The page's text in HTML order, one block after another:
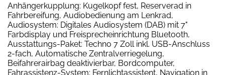
Anhängerkupplung: Kugelkopf fest, Reserverad in
Fahrbereifung, Audiobedienung am Lenkrad,
Audiosystem: Digitales Audiosystem (DAB) mit 7"
Farbdisplay und Freisprecheinrichtung Bluetooth,
Ausstattungs-Paket: Techno 7 Zoll inkl. USB-Anschluss
2-fach, Automatische Zentralverriegelung,
Beifahrerairbag deaktivierbar, Bordcomputer,
Fahrassistenz-System: Fernlichtassistent, Navigation in